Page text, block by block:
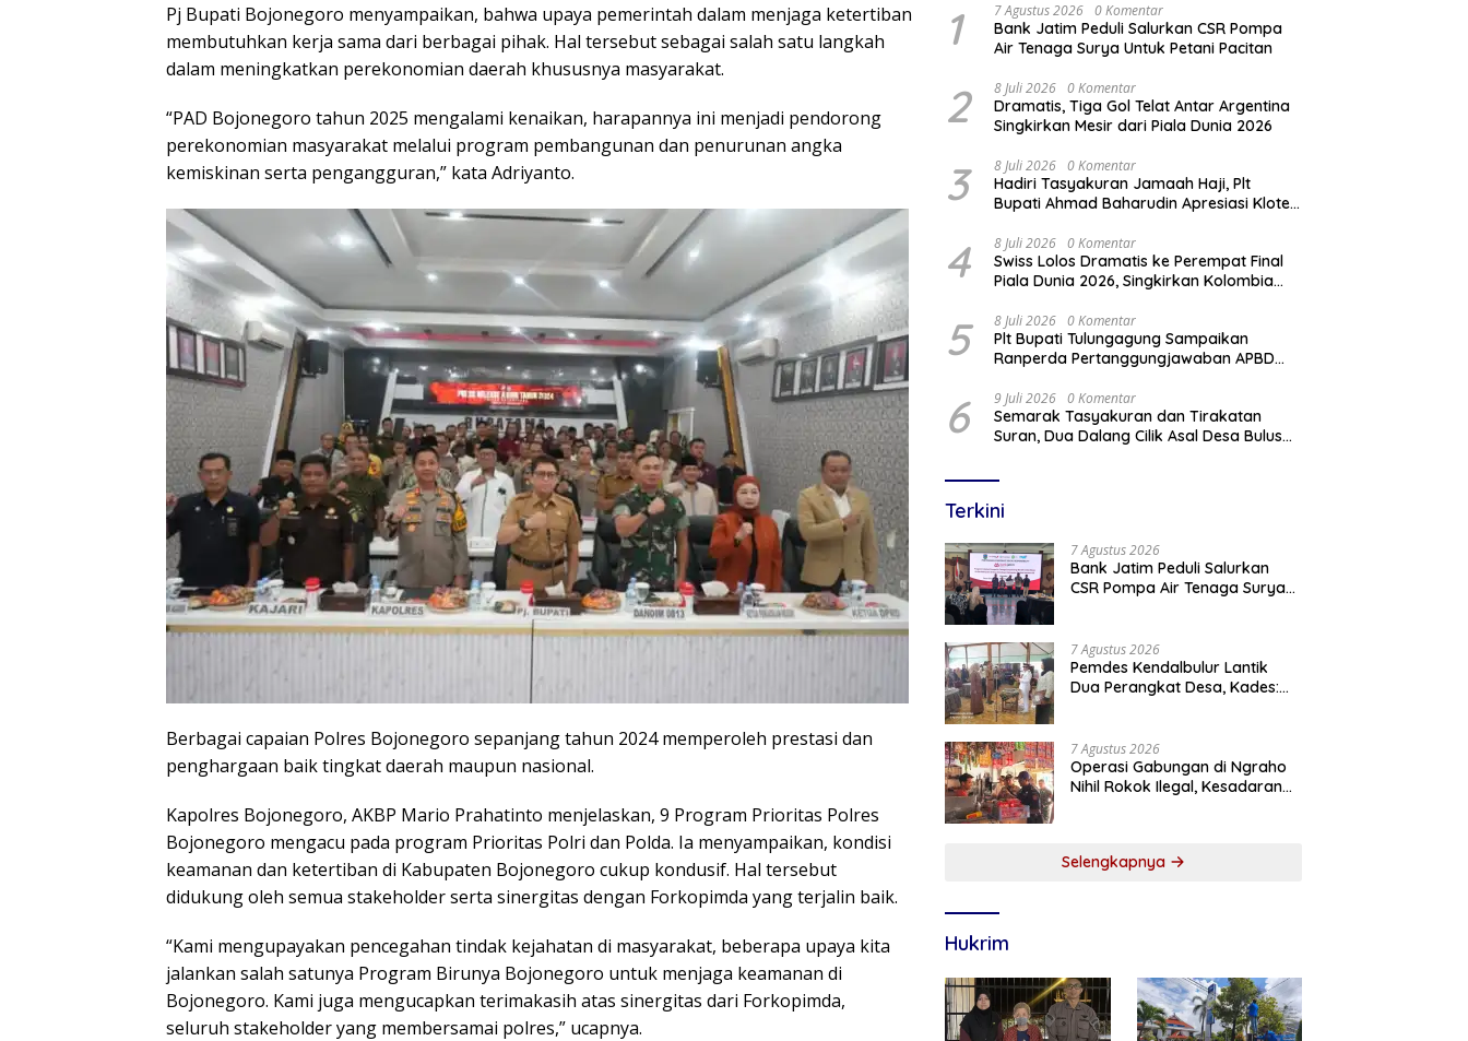
Pj Bupati Bojonegoro menyampaikan, bahwa upaya pemerintah dalam menjaga ketertiban
membutuhkan kerja sama dari berbagai pihak. Hal tersebut sebagai salah satu langkah
dalam meningkatkan perekonomian daerah khususnya masyarakat.
“PAD Bojonegoro tahun 2025 mengalami kenaikan, harapannya ini menjadi pendorong
perekonomian masyarakat melalui program pembangunan dan penurunan angka
kemiskinan serta pengangguran,” kata Adriyanto.
Berbagai capaian Polres Bojonegoro sepanjang tahun 2024 memperoleh prestasi dan
penghargaan baik tingkat daerah maupun nasional.
Kapolres Bojonegoro, AKBP Mario Prahatinto menjelaskan, 9 Program Prioritas Polres
Bojonegoro mengacu pada program Prioritas Polri dan Polda. Ia menyampaikan, kondisi
keamanan dan ketertiban di Kabupaten Bojonegoro cukup kondusif. Hal tersebut
didukung oleh semua stakeholder serta sinergitas dengan Forkopimda yang terjalin baik.
“Kami mengupayakan pencegahan tindak kejahatan di masyarakat, beberapa upaya kita
jalankan salah satunya Program Birunya Bojonegoro untuk menjaga keamanan di
Bojonegoro. Kami juga mengucapkan terimakasih atas sinergitas dari Forkopimda,
seluruh stakeholder yang membersamai polres,” ucapnya.
1 7 Agustus 2026 0 Komentar
Bank Jatim Peduli Salurkan CSR Pompa
Air Tenaga Surya Untuk Petani Pacitan
2 8 Juli 2026 0 Komentar
Dramatis, Tiga Gol Telat Antar Argentina
Singkirkan Mesir dari Piala Dunia 2026
3 8 Juli 2026 0 Komentar
Hadiri Tasyakuran Jamaah Haji, Plt
Bupati Ahmad Baharudin Apresiasi Kloter
4 8 Juli 2026 0 Komentar
Swiss Lolos Dramatis ke Perempat Final
Piala Dunia 2026, Singkirkan Kolombia
5 8 Juli 2026 0 Komentar
Plt Bupati Tulungagung Sampaikan
Ranperda Pertanggungjawaban APBD
6 9 Juli 2026 0 Komentar
Semarak Tasyakuran dan Tirakatan
Suran, Dua Dalang Cilik Asal Desa Bulus
“Gathutkaca Winisuda”
Terkini
7 Agustus 2026
Bank Jatim Peduli Salurkan
CSR Pompa Air Tenaga Surya
7 Agustus 2026
Pemdes Kendalbulur Lantik
Dua Perangkat Desa, Kades:
7 Agustus 2026
Operasi Gabungan di Ngraho
Nihil Rokok Ilegal, Kesadaran
Selengkapnya
Hukrim